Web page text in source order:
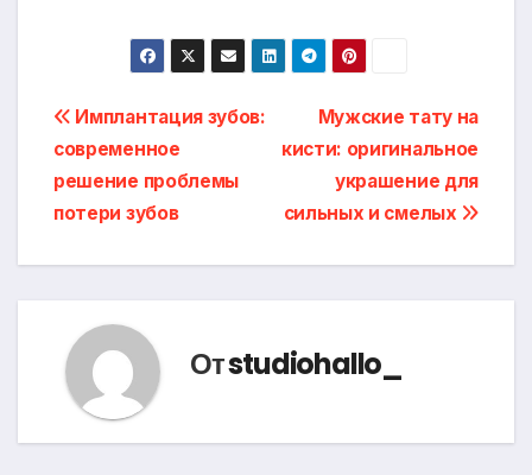
Навигация
по
записям
Мужские тату на
кисти: оригинальное
украшение для
сильных и смелых
Имплантация зубов:
современное
решение проблемы
потери зубов
Отstudiohallo_